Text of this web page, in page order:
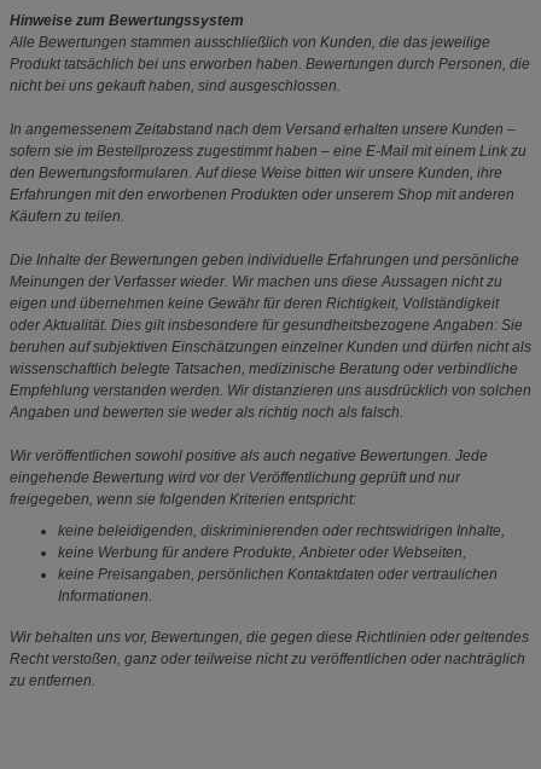
Hinweise zum Bewertungssystem
Alle Bewertungen stammen ausschließlich von Kunden, die das jeweilige
Produkt tatsächlich bei uns erworben haben. Bewertungen durch Personen, die
nicht bei uns gekauft haben, sind ausgeschlossen.
In angemessenem Zeitabstand nach dem Versand erhalten unsere Kunden –
sofern sie im Bestellprozess zugestimmt haben – eine E-Mail mit einem Link zu
den Bewertungsformularen. Auf diese Weise bitten wir unsere Kunden, ihre
Erfahrungen mit den erworbenen Produkten oder unserem Shop mit anderen
Käufern zu teilen.
Die Inhalte der Bewertungen geben individuelle Erfahrungen und persönliche
Meinungen der Verfasser wieder. Wir machen uns diese Aussagen nicht zu
eigen und übernehmen keine Gewähr für deren Richtigkeit, Vollständigkeit
oder Aktualität. Dies gilt insbesondere für gesundheitsbezogene Angaben: Sie
beruhen auf subjektiven Einschätzungen einzelner Kunden und dürfen nicht als
wissenschaftlich belegte Tatsachen, medizinische Beratung oder verbindliche
Empfehlung verstanden werden. Wir distanzieren uns ausdrücklich von solchen
Angaben und bewerten sie weder als richtig noch als falsch.
Wir veröffentlichen sowohl positive als auch negative Bewertungen. Jede
eingehende Bewertung wird vor der Veröffentlichung geprüft und nur
freigegeben, wenn sie folgenden Kriterien entspricht:
keine beleidigenden, diskriminierenden oder rechtswidrigen Inhalte,
keine Werbung für andere Produkte, Anbieter oder Webseiten,
keine Preisangaben, persönlichen Kontaktdaten oder vertraulichen
Informationen.
Wir behalten uns vor, Bewertungen, die gegen diese Richtlinien oder geltendes
Recht verstoßen, ganz oder teilweise nicht zu veröffentlichen oder nachträglich
zu entfernen.